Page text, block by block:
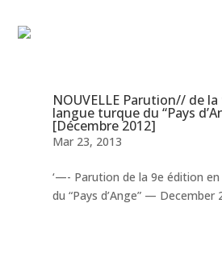
NOUVELLE Parution// de
langue turque du “Pays
[Décembre 2012]
Mar 23, 2013
‘—- Parution de la 9e édition
du “Pays d’Ange” — December